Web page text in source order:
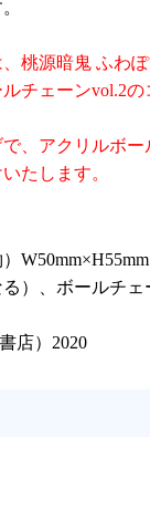
桃源暗鬼 ふわ
チェーンvol.2
、アクリルボ
たします。
）、ボールチェ
店）2020